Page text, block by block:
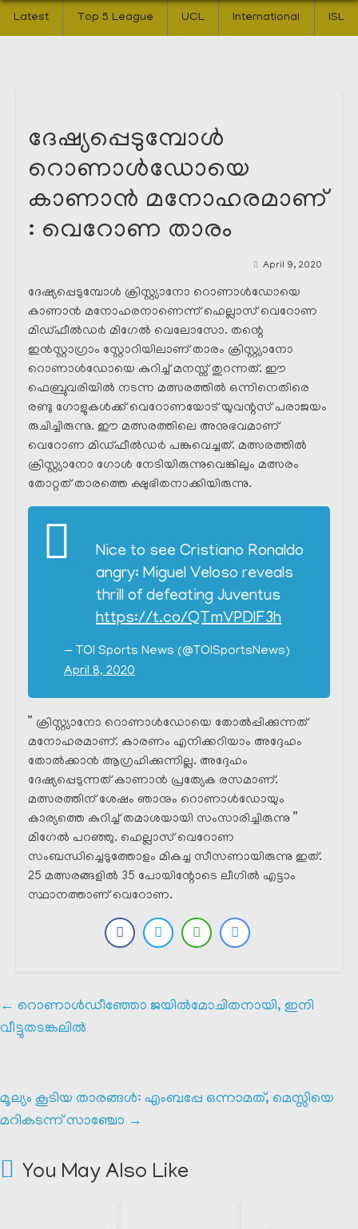
Latest Top 5 League UCL International ISL
ദേഷ്യപ്പെടുമ്പോൾ
റൊണാൾഡോയെ
കാണാൻ മനോഹരമാണ്
: വെറോണ താരം
April 9, 2020
ദേഷ്യപ്പെടുമ്പോൾ ക്രിസ്റ്റ്യാനോ റൊണാൾഡോയെ
കാണാൻ മനോഹരനാണെന്ന് ഹെല്ലാസ് വെറോണ
മിഡ്ഫീൽഡർ മിഗേൽ വെലോസോ. തന്റെ
ഇൻസ്റ്റാഗ്രാം സ്റ്റോറിയിലാണ് താരം ക്രിസ്റ്റ്യാനോ
റൊണാൾഡോയെ കുറിച്ച് മനസ്സ് തുറന്നത്. ഈ
ഫെബ്രുവരിയിൽ നടന്ന മത്സരത്തിൽ ഒന്നിനെതിരെ
രണ്ടു ഗോളുകൾക്ക് വെറോണയോട് യുവന്റസ് പരാജയം
രുചിച്ചിരുന്നു. ഈ മത്സരത്തിലെ അനുഭവമാണ്
വെറോണ മിഡ്ഫീൽഡർ പങ്കുവെച്ചത്. മത്സരത്തിൽ
ക്രിസ്റ്റ്യാനോ ഗോൾ നേടിയിരുന്നുവെങ്കിലും മത്സരം
തോറ്റത് താരത്തെ ക്ഷുഭിതനാക്കിയിരുന്നു.
Nice to see Cristiano Ronaldo
angry: Miguel Veloso reveals
thrill of defeating Juventus
https://t.co/QTmVPDlF3h
— TOI Sports News (@TOISportsNews)
April 8, 2020
” ക്രിസ്റ്റ്യാനോ റൊണാൾഡോയെ തോൽപ്പിക്കുന്നത്
മനോഹരമാണ്. കാരണം എനിക്കറിയാം അദ്ദേഹം
തോൽക്കാൻ ആഗ്രഹിക്കുന്നില്ല. അദ്ദേഹം
ദേഷ്യപ്പെടുന്നത് കാണാൻ പ്രത്യേക രസമാണ്.
മത്സരത്തിന് ശേഷം ഞാനും റൊണാൾഡോയും
കാര്യത്തെ കുറിച്ച് തമാശയായി സംസാരിച്ചിരുന്നു ”
മിഗേൽ പറഞ്ഞു. ഹെല്ലാസ് വെറോണ
സംബന്ധിച്ചെടുത്തോളം മികച്ച സീസണായിരുന്നു ഇത്.
25 മത്സരങ്ങളിൽ 35 പോയിന്റോടെ ലീഗിൽ എട്ടാം
സ്ഥാനത്താണ് വെറോണ.
← റൊണാൾഡീഞ്ഞോ ജയിൽമോചിതനായി, ഇനി
വീട്ടുതടങ്കലിൽ
മൂല്യം കൂടിയ താരങ്ങൾ: എംബപ്പേ ഒന്നാമത്, മെസ്സിയെ
മറികടന്ന് സാഞ്ചോ →
You May Also Like